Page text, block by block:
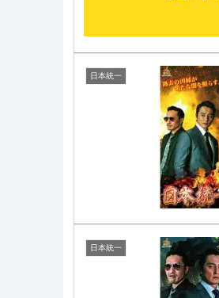
日本統一
日本統一